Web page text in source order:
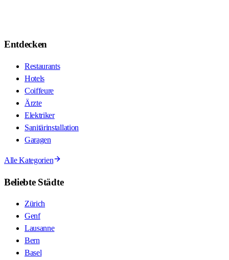
Entdecken
Restaurants
Hotels
Coiffeure
Ärzte
Elektriker
Sanitärinstallation
Garagen
Alle Kategorien
Beliebte Städte
Zürich
Genf
Lausanne
Bern
Basel